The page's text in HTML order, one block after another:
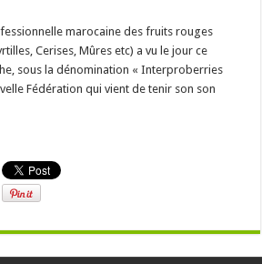
marocaine des fruits rouges
Cerises, Mûres etc) a vu le jour ce
sous la dénomination « Interproberries
Fédération qui vient de tenir son son